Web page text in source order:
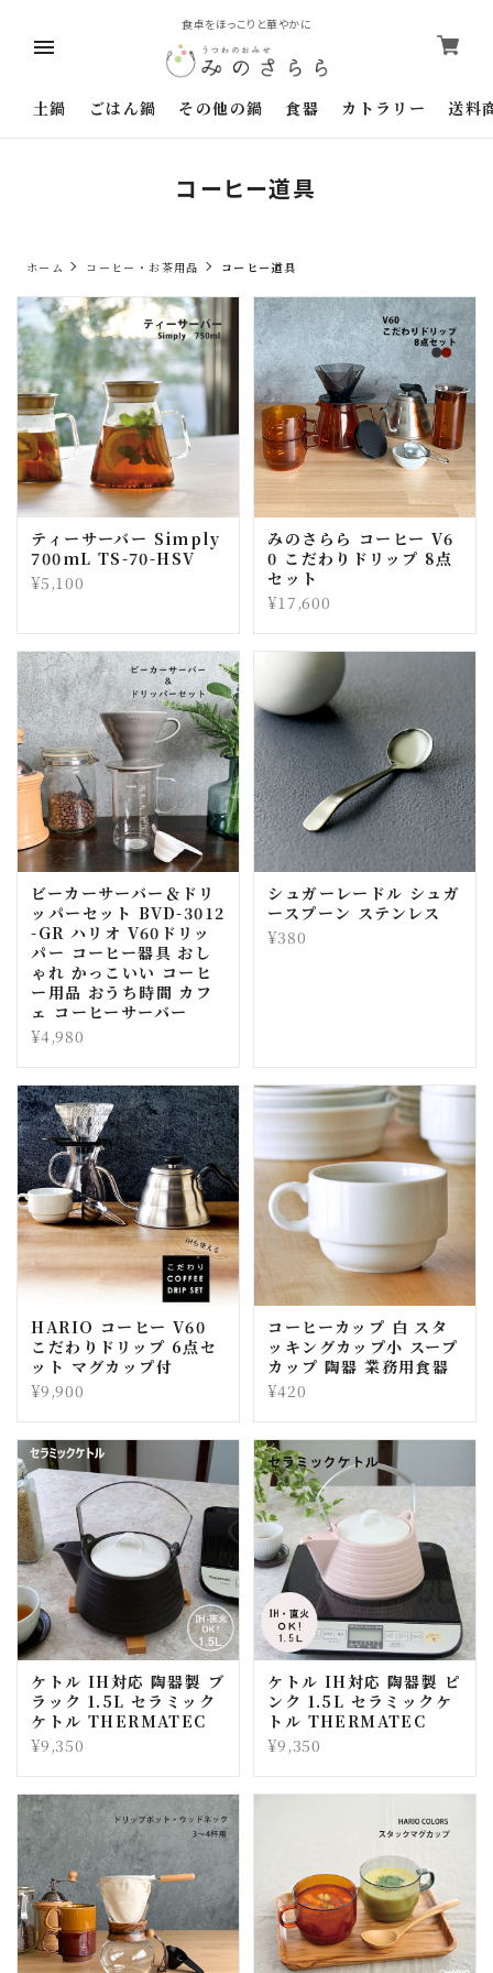
食卓をほっこりと華やかに
土鍋 ごはん鍋 その他の鍋 食器 カトラリー 送料
コーヒー道具
ホーム コーヒー・お茶用品 コーヒー道具
ティーサーバー Simply
700mL TS-70-HSV
¥5,100
みのさらら コーヒー V6
0 こだわりドリップ 8点
セット
¥17,600
ビーカーサーバー＆ドリ
ッパーセット BVD-3012
-GR ハリオ V60ドリッ
パー コーヒー器具 おし
ゃれ かっこいい コーヒ
ー用品 おうち時間 カフ
ェ コーヒーサーバー
¥4,980
シュガーレードル シュガ
ースプーン ステンレス
¥380
HARIO コーヒー V60
こだわりドリップ 6点セ
ット マグカップ付
¥9,900
コーヒーカップ 白 スタ
ッキングカップ小 スープ
カップ 陶器 業務用食器
¥420
ケトル IH対応 陶器製 ブ
ラック 1.5L セラミック
ケトル THERMATEC
¥9,350
ケトル IH対応 陶器製 ピ
ンク 1.5L セラミックケ
トル THERMATEC
¥9,350